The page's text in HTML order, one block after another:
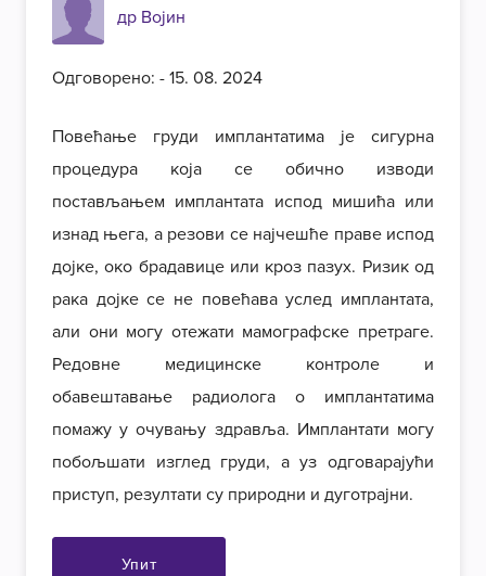
др Војин
Одговорено: - 15. 08. 2024
Повећање груди имплантатима је сигурна
процедура која се обично изводи
постављањем имплантата испод мишића или
изнад њега, а резови се најчешће праве испод
дојке, око брадавице или кроз пазух. Ризик од
рака дојке се не повећава услед имплантата,
али они могу отежати мамографске претраге.
Редовне медицинске контроле и
обавештавање радиолога о имплантатима
помажу у очувању здравља. Имплантати могу
побољшати изглед груди, а уз одговарајући
приступ, резултати су природни и дуготрајни.
Упит